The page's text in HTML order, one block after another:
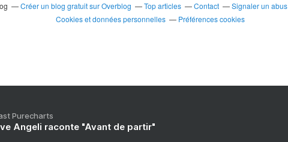
Créer un blog gratuit sur Overblog Top articles Contact Signaler un abus
Cookies et données personnelles
Préférences cookies
Purecharts
Angeli raconte "Avant de partir"